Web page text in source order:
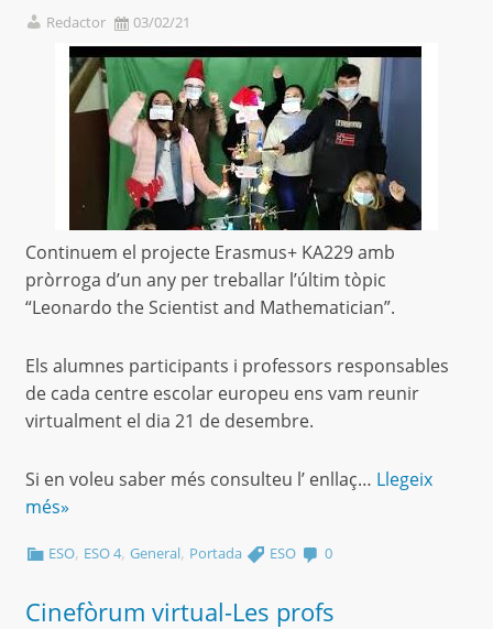
Redactor 03/02/21
Continuem el projecte Erasmus+ KA229 amb
pròrroga d’un any per treballar l’últim tòpic
“Leonardo the Scientist and Mathematician”.
Els alumnes participants i professors responsables
de cada centre escolar europeu ens vam reunir
virtualment el dia 21 de desembre.
Si en voleu saber més consulteu l’ enllaç… Llegeix
més»
ESO, ESO 4,General, Portada ESO 0
Cinefòrum virtual-Les profs